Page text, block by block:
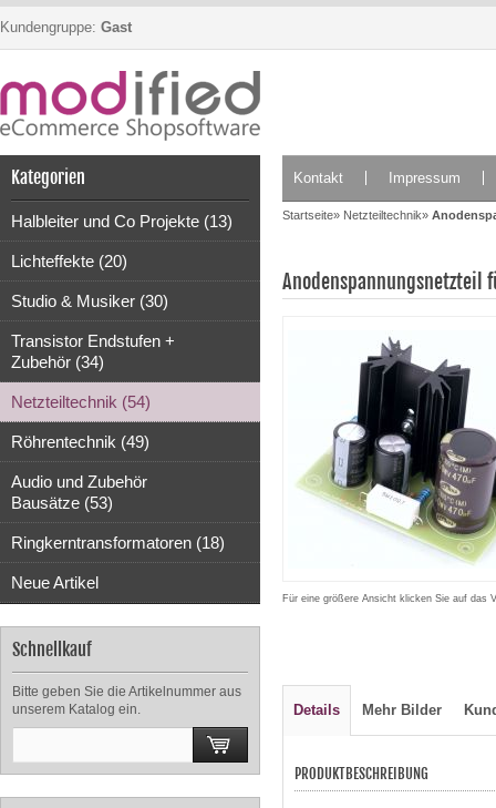
Kundengruppe: Gast
Kategorien
Halbleiter und Co Projekte (13)
Lichteffekte (20)
Studio & Musiker (30)
Transistor Endstufen +
Zubehör (34)
Netzteiltechnik (54)
Röhrentechnik (49)
Audio und Zubehör
Bausätze (53)
Ringkerntransformatoren (18)
Neue Artikel
Schnellkauf
Bitte geben Sie die Artikelnummer aus
unserem Katalog ein.
Kontakt Impressum
Startseite» Netzteiltechnik»
Anodenspannungsnetzteil
Für eine größere Ansicht klicken Sie auf das
Details Mehr Bilder
PRODUKTBESCHREIBUNG